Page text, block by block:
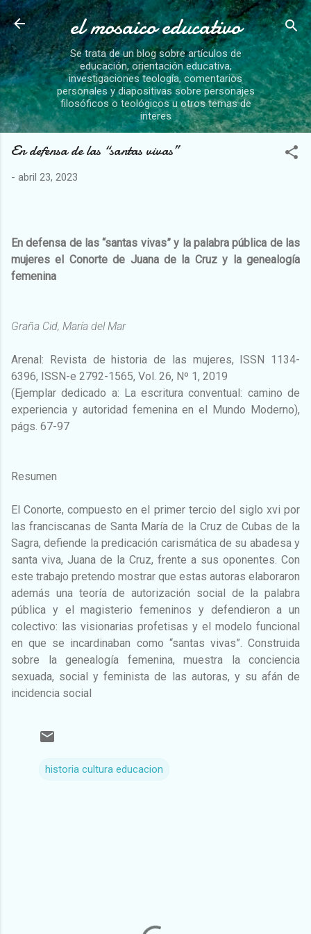
Ir al contenido principal
el mosaico educativo
Se trata de un blog sobre artículos de
educación, orientación educativa,
investigaciones teología, comentarios
personales y diapositivas sobre personajes
filosóficos o teológicos u otros temas de
interes
En defensa de las “santas vivas”
- abril 23, 2023
En defensa de las “santas vivas” y la palabra pública de las
mujeres el Conorte de Juana de la Cruz y la genealogía
femenina
Graña Cid, María del Mar
Arenal: Revista de historia de las mujeres, ISSN 1134-
6396, ISSN-e 2792-1565, Vol. 26, Nº 1, 2019
(Ejemplar dedicado a: La escritura conventual: camino de
experiencia y autoridad femenina en el Mundo Moderno),
págs. 67-97
Resumen
El Conorte, compuesto en el primer tercio del siglo xvi por
las franciscanas de Santa María de la Cruz de Cubas de la
Sagra, defiende la predicación carismática de su abadesa y
santa viva, Juana de la Cruz, frente a sus oponentes. Con
este trabajo pretendo mostrar que estas autoras elaboraron
además una teoría de autorización social de la palabra
pública y el magisterio femeninos y defendieron a un
colectivo: las visionarias profetisas y el modelo funcional
en que se incardinaban como “santas vivas”. Construida
sobre la genealogía femenina, muestra la conciencia
sexuada, social y feminista de las autoras, y su afán de
incidencia social
historia cultura educacion